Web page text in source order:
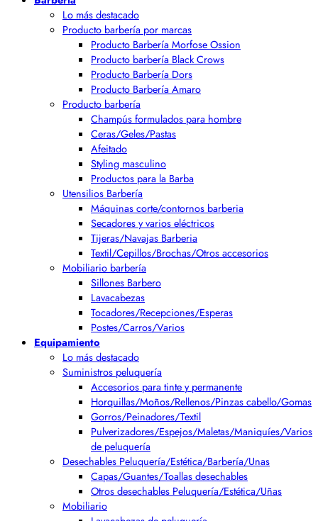
Lo más destacado
Producto barbería por marcas
Producto Barbería Morfose Ossion
Producto barbería Black Crows
Producto Barbería Dors
Producto Barbería Amaro
Producto barbería
Champús formulados para hombre
Ceras/Geles/Pastas
Afeitado
Styling masculino
Productos para la Barba
Utensilios Barbería
Máquinas corte/contornos barberia
Secadores y varios eléctricos
Tijeras/Navajas Barberia
Textil/Cepillos/Brochas/Otros accesorios
Mobiliario barbería
Sillones Barbero
Lavacabezas
Tocadores/Recepciones/Esperas
Postes/Carros/Varios
Equipamiento
Lo más destacado
Suministros peluquería
Accesorios para tinte y permanente
Horquillas/Moños/Rellenos/Pinzas cabello/Gomas
Gorros/Peinadores/Textil
Pulverizadores/Espejos/Maletas/Maniquíes/Varios
de peluquería
Desechables Peluquería/Estética/Barbería/Unas
Capas/Guantes/Toallas desechables
Otros desechables Peluquería/Estética/Uñas
Mobiliario